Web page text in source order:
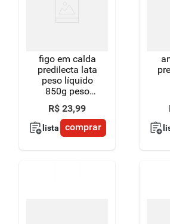
figo em calda
predilecta lata
peso líquido
850g peso
drenado 400g
R$ 23,99
lista comprar